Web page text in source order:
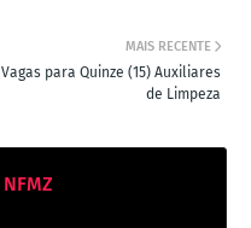
MAIS RECENTE
Vagas para Quinze (15) Auxiliares
de Limpeza
NFMZ